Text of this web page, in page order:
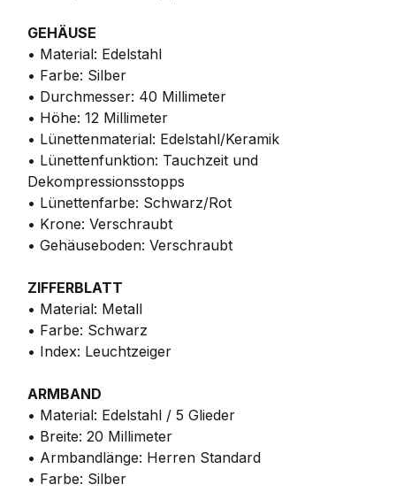
GEHÄUSE
• Material: Edelstahl
• Farbe: Silber
• Durchmesser: 40 Millimeter
• Höhe: 12 Millimeter
• Lünettenmaterial: Edelstahl/Keramik
• Lünettenfunktion: Tauchzeit und
Dekompressionsstopps
• Lünettenfarbe: Schwarz/Rot
• Krone: Verschraubt
• Gehäuseboden: Verschraubt
ZIFFERBLATT
• Material: Metall
• Farbe: Schwarz
• Index: Leuchtzeiger
ARMBAND
• Material: Edelstahl / 5 Glieder
• Breite: 20 Millimeter
• Armbandlänge: Herren Standard
• Farbe: Silber